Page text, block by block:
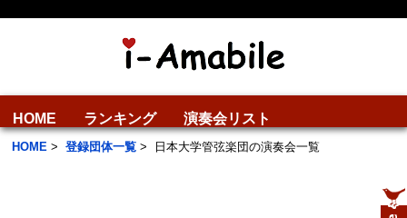
HOME ランキング 演奏会リスト
HOME > 登録団体一覧 > 日本大学管弦楽団の演奏会一覧